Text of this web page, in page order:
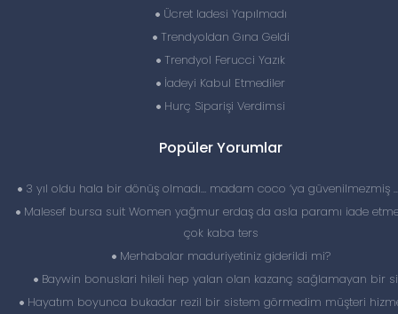
Ücret Iadesi Yapılmadı
Trendyoldan Gına Geldi
Trendyol Ferucci Yazık
İadeyi Kabul Etmediler
Hurç Siparişi Verdimsi
Popüler Yorumlar
3 yıl oldu hala bir dönüş olmadı… madam coco ‘ya güvenilmezmiş
Malesef bursa suit Women yağmur erdaş da asla paramı iade
çok kaba ters
Merhabalar maduriyetiniz giderildi mi?
Baywin bonuslari hileli hep yalan olan kazanç sağlamayan bir
Hayatım boyunca bukadar rezil bir sistem görmedim müşteri